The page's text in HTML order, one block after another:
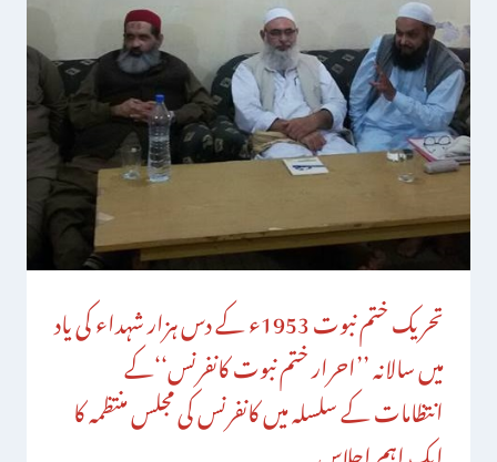
تحریک ختم نبوت 1953ء کے دس ہزار شہداء کی یاد
میں سالانہ ’’احرار ختم نبوت کانفرنس‘‘کے
انتظامات کے سلسلہ میں کانفرنس کی مجلس منتظمہ کا